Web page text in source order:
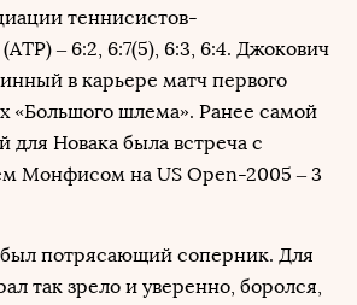
теннисистов-
– 6:2, 6:7(5), 6:3, 6:4. Джокович
в карьере матч первого
«Большого шлема». Ранее самой
для Новака была встреча с
Монфисом на US Open-2005 – 3
потрясающий соперник. Для
так зрело и уверенно, боролся,